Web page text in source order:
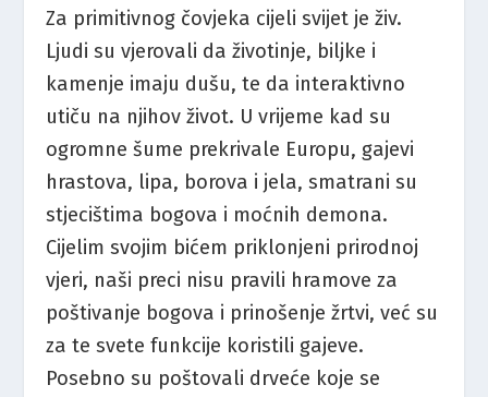
Za primitivnog čovjeka cijeli svijet je živ.
Ljudi su vjerovali da životinje, biljke i
kamenje imaju dušu, te da interaktivno
utiču na njihov život. U vrijeme kad su
ogromne šume prekrivale Europu, gajevi
hrastova, lipa, borova i jela, smatrani su
stjecištima bogova i moćnih demona.
Cijelim svojim bićem priklonjeni prirodnoj
vjeri, naši preci nisu pravili hramove za
poštivanje bogova i prinošenje žrtvi, već su
za te svete funkcije koristili gajeve.
Posebno su poštovali drveće koje se